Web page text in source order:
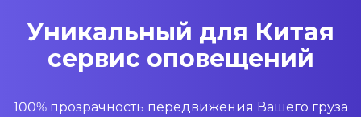
Уникальный для Китая
сервис оповещений
100% прозрачность передвижения Вашего груза